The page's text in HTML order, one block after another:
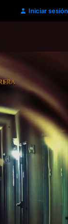
Iniciar sesión